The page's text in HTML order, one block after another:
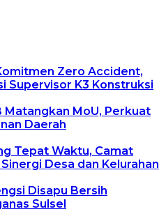
Zero Accident,
Supervisor K3 Konstruksi
Matangkan MoU, Perkuat
Daerah
Tepat Waktu, Camat
Desa dan Kelurahan
Disapu Bersih
Sulsel